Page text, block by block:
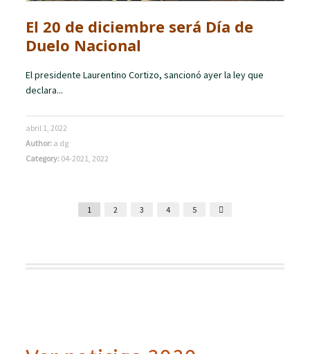
El 20 de diciembre será Día de
Duelo Nacional
El presidente Laurentino Cortizo, sancionó ayer la ley que
declara...
abril 1, 2022
Author: a dg
Category: 04-2021,2022
1 2 3 4 5